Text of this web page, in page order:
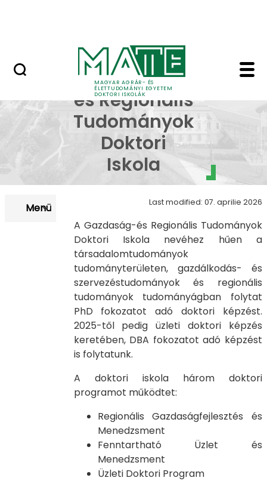
MAGYAR AGRÁR- ÉS
ÉLETTUDOMÁNYI EGYETEM
DOKTORI ISKOLÁK
Bemutatkozás -
Gazdaság-
és Regionális
Tudományok
Doktori
Iskola
Menü Last modified: 07. aprilie 2026
A Gazdaság-és Regionális Tudományok
Doktori Iskola nevéhez hűen a
társadalomtudományok
tudományterületen, gazdálkodás- és
szervezéstudományok és regionális
tudományok tudományágban folytat
PhD fokozatot adó doktori képzést.
2025-től pedig üzleti doktori képzés
keretében, DBA fokozatot adó képzést
is folytatunk.
A doktori iskola három doktori
programot működtet:
Regionális Gazdaságfejlesztés és
Menedzsment
Fenntartható Üzlet és
Menedzsment
Üzleti Doktori Program